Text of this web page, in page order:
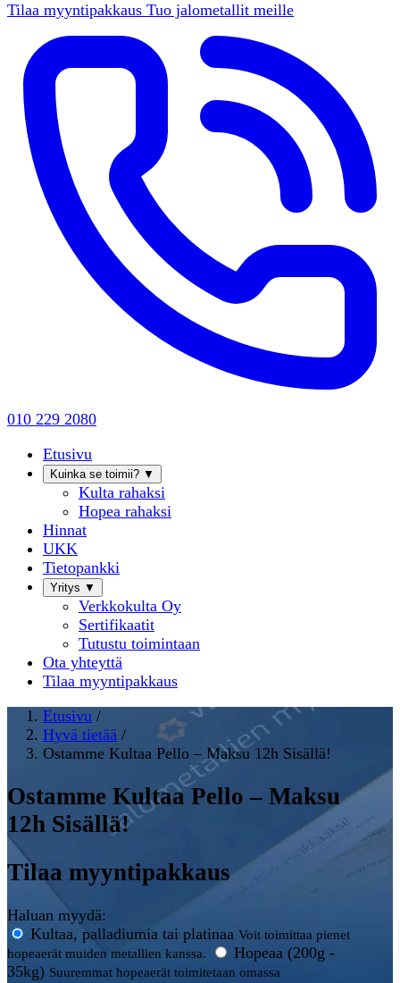
Tilaa myyntipakkaus Tuo jalometallit meille
010 229 2080
Etusivu
Kuinka se toimii? ▼
Kulta rahaksi
Hopea rahaksi
Hinnat
UKK
Tietopankki
Yritys ▼
Verkkokulta Oy
Sertifikaatit
Tutustu toimintaan
Ota yhteyttä
Tilaa myyntipakkaus
Etusivu /
Hyvä tietää /
Ostamme Kultaa Pello – Maksu 12h Sisällä!
Ostamme Kultaa Pello – Maksu
12h Sisällä!
Tilaa myyntipakkaus
Haluan myydä:
Kultaa, palladiumia tai platinaa Voit toimittaa pienet
hopeaerät muiden metallien kanssa.
Hopeaa (200g -
35kg) Suuremmat hopeaerät toimitetaan omassa